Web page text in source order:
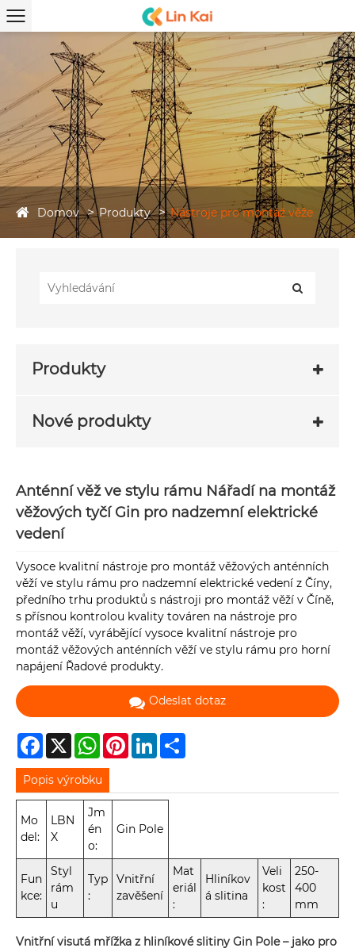
Domov Produkty Nástroje pro montáž věže
Produkty
Nové produkty
Anténní věž ve stylu rámu Nářadí na montáž
věžových tyčí Gin pro nadzemní elektrické
vedení
Vysoce kvalitní nástroje pro montáž věžových anténních
věží ve stylu rámu pro nadzemní elektrické vedení z Číny,
předního trhu produktů s nástroji pro montáž věží v Číně,
s přísnou kontrolou kvality továren na nástroje pro
montáž věží, vyrábějící vysoce kvalitní nástroje pro
montáž věžových anténních věží ve stylu rámu pro horní
napájení Řadové produkty.
Odeslat dotaz
Facebook
X WhatsAppPinterestLinkedIn
Popis výrobku
Mo
del:
LBN
X
Jm
én
o:
Gin Pole
Fun
kce:
Styl
rám
u
Typ
:
Vnitřní
zavěšení
Mat
eriál
:
Hliníkov
á slitina
Veli
kost
:
250-
400
mm
Vnitřní visutá mřížka z hliníkové slitiny Gin Pole – jako pro